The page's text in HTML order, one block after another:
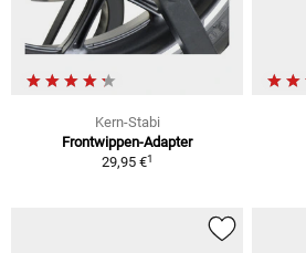
Kern-Stabi
Frontwippen-Adapter
29,95 €1